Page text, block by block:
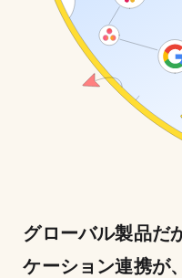
グローバル製品だ
ケーション連携が